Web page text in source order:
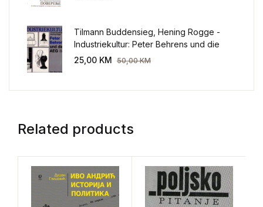
Tilmann Buddensieg, Hening Rogge -
Industriekultur: Peter Behrens und die
AEG 1907-1914.
25,00 KM 50,00KM
Related products